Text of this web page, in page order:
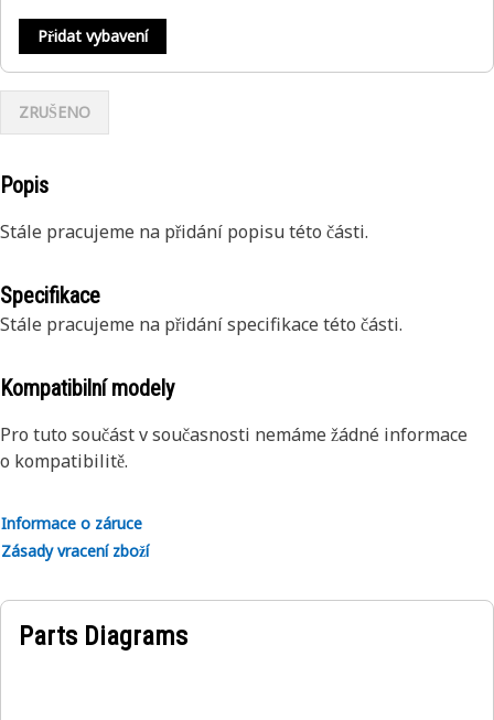
Přidat vybavení
ZRUŠENO
Popis
Stále pracujeme na přidání popisu této části.
Specifikace
Stále pracujeme na přidání specifikace této části.
Kompatibilní modely
Pro tuto součást v současnosti nemáme žádné informace
o kompatibilitě.
Informace o záruce
Zásady vracení zboží
Parts Diagrams